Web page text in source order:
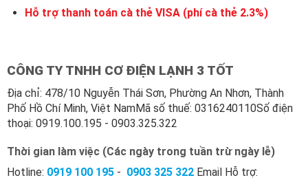
Hỗ trợ thanh toán cà thẻ VISA (phí cà thẻ 2.3%)
CÔNG TY TNHH CƠ ĐIỆN LẠNH 3 TỐT
Địa chỉ: 478/10 Nguyễn Thái Sơn, Phường An Nhơn, Thành
Phố Hồ Chí Minh, Việt NamMã số thuế: 0316240110Số điện
thoại: 0919.100.195 - 0903.325.322
Thời gian làm việc (Các ngày trong tuần trừ ngày lễ)
Hotline: 0919 100 195 - 0903 325 322 Email Hỗ trợ: